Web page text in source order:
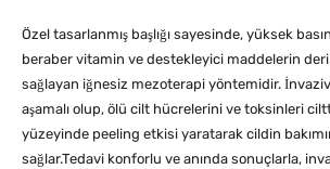
Özel tasarlanmış başlığı sayesinde, yüksek
beraber vitamin ve destekleyici maddelerin
sağlayan iğnesiz mezoterapi yöntemidir.
aşamalı olup, ölü cilt hücrelerini ve toksinleri
yüzeyinde peeling etkisi yaratarak cildin
sağlar.Tedavi konforlu ve anında sonuçlarla,